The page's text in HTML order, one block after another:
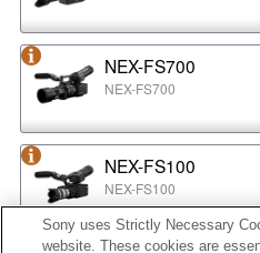
NEX-FS700
NEX-FS700
NEX-FS100
NEX-FS100
Sony uses Strictly Necessary
website. These cookies are